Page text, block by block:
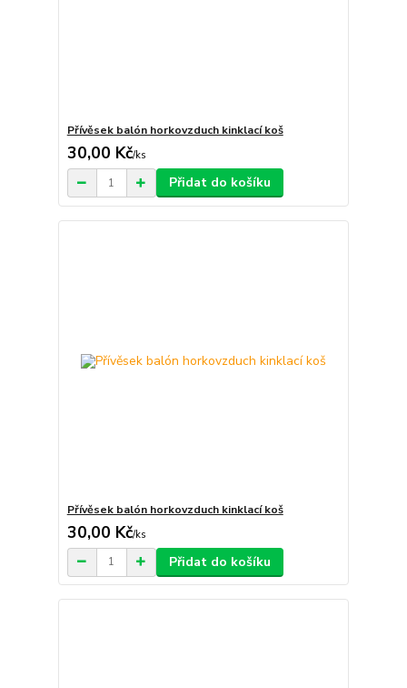
Přívěsek balón horkovzduch kinklací koš
30,00 Kč/ks
Přidat do košíku
Přívěsek balón horkovzduch kinklací koš
30,00 Kč/ks
Přidat do košíku